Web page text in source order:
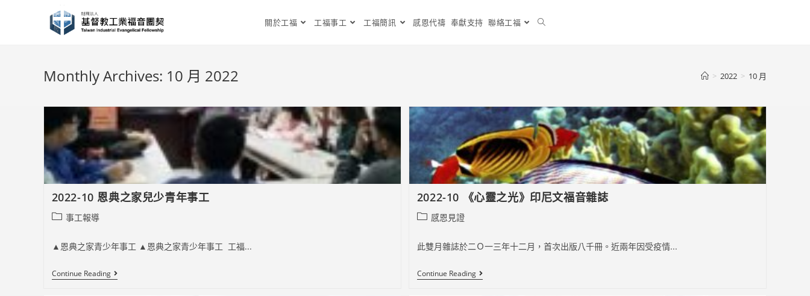
關於工福 工福事工 工福簡訊 感恩代禱 奉獻支持 聯絡工福
Monthly Archives: 10 月 2022 > 2022 > 10 月
2022-10 恩典之家兒少青年事工
Post事工報導
▲恩典之家青少年事工 ▲恩典之家青少年事工 工福...
Continue Reading2022-
10
2022-10 《心靈之光》印尼文福音雜誌
Post感恩見證
此雙月雜誌於二Ｏ一三年十二月，首次出版八千冊。近兩年因受疫情...
Continue Reading2022-
10